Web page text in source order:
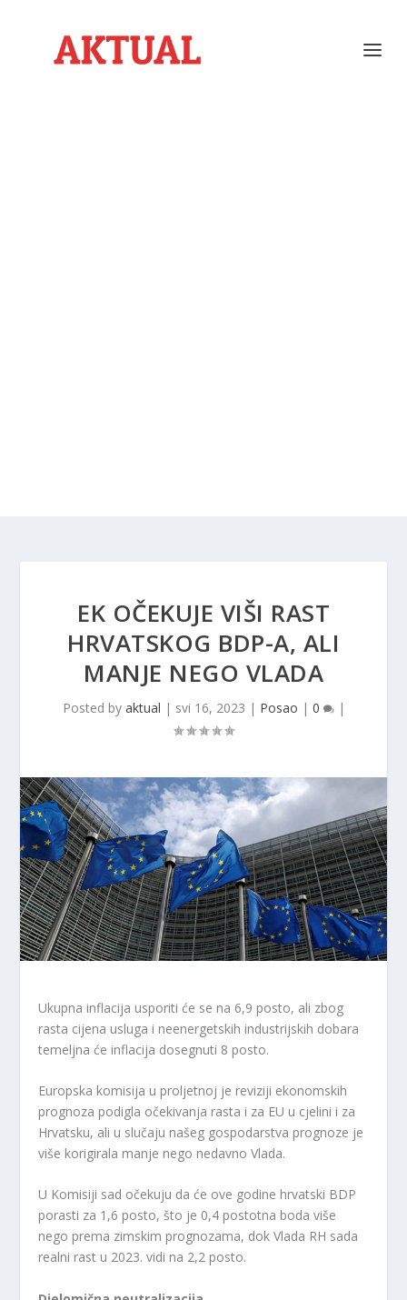
EK OČEKUJE VIŠI RAST
HRVATSKOG BDP-A, ALI
MANJE NEGO VLADA
Posted by aktual | svi 16, 2023 | Posao | 0 |
Ukupna inflacija usporiti će se na 6,9 posto, ali zbog
rasta cijena usluga i neenergetskih industrijskih dobara
temeljna će inflacija dosegnuti 8 posto.
Europska komisija u proljetnoj je reviziji ekonomskih
prognoza podigla očekivanja rasta i za EU u cjelini i za
Hrvatsku, ali u slučaju našeg gospodarstva prognoze je
više korigirala manje nego nedavno Vlada.
U Komisiji sad očekuju da će ove godine hrvatski BDP
porasti za 1,6 posto, što je 0,4 postotna boda više
nego prema zimskim prognozama, dok Vlada RH sada
realni rast u 2023. vidi na 2,2 posto.